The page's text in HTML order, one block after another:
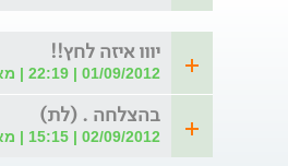
יווו איזה לחץ!!
01/09/2012 | 22:19 | מאת: איריס
בהצלחה . (לת)
02/09/2012 | 15:15 | מאת: שמחוש....